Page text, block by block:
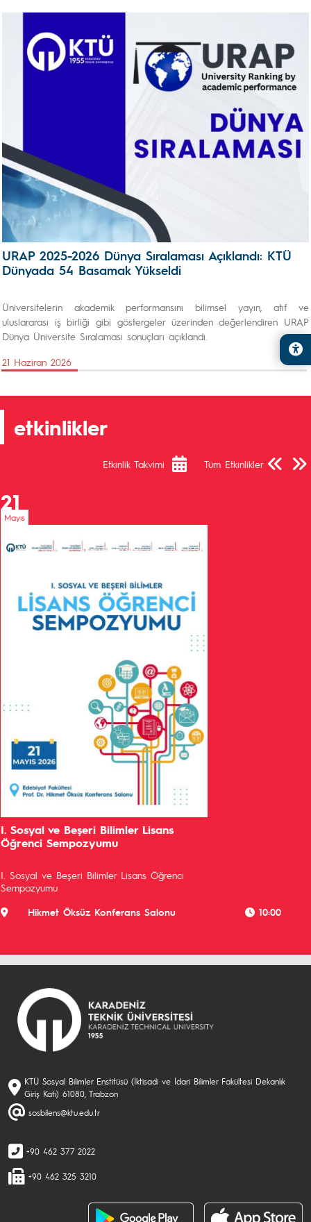
URAP 2025-2026 Dünya Sıralaması Açıklandı: KTÜ
Dünyada 54 Basamak Yükseldi
Üniversitelerin akademik performansını bilimsel yayın, atıf ve
uluslararası iş birliği gibi göstergeler üzerinden değerlendiren URAP
Dünya Üniversite Sıralaması sonuçları açıklandı.
21 Haziran 2026
etkinlikler
Etkinlik Takvimi Tüm Etkinlikler
Önceki
21
Mayıs
I. Sosyal ve Beşeri Bilimler Lisans
Öğrenci Sempozyumu
I. Sosyal ve Beşeri Bilimler Lisans Öğrenci
Sempozyumu
Hikmet Öksüz Konferans Salonu
10:00
KTÜ Sosyal Bilimler Enstitüsü (İktisadi ve İdari Bilimler Fakültesi Dekanlık
Giriş Katı) 61080, Trabzon
sosbilens@ktu.edu.tr
+90 462 377 2022
+90 462 325 3210